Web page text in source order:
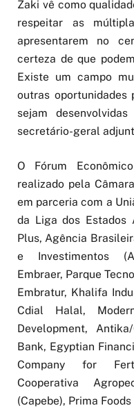
Zaki vê como
respeitar as
apresentarem no
certeza de que
Existe um campo
outras oportunidades
sejam
secretário-geral
O Fórum
realizado pela
em parceria com a
da Liga dos Estados
Plus, Agência
e Investimentos
Embraer, Parque
Embratur, Khalifa
Cdial Halal,
Development,
Bank, Egyptian
Company for
Cooperativa
(Capebe), Prima